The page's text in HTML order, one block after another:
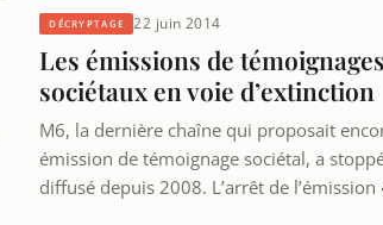
DÉCRYPTAGE 22 juin 2014
Les émissions de témoignages
sociétaux en voie d’extinction
M6, la dernière chaîne qui proposait
émission de témoignage sociétal, a
diffusé depuis 2008. L’arrêt de l’émission